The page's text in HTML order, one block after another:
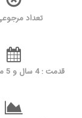
تعداد
قدمت : 4 سال و 5 ماه و 22 روز